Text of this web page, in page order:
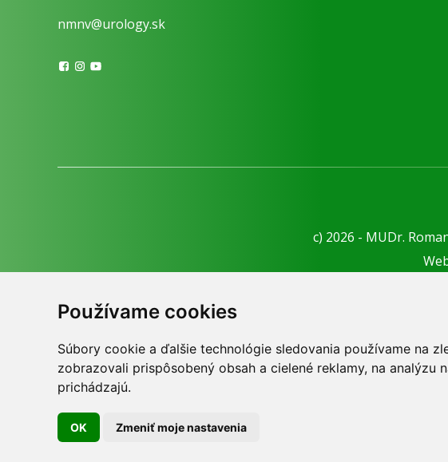
Používame cookies
Súbory cookie a ďalšie technológie sledovania používame na
zobrazovali prispôsobený obsah a cielené reklamy, na
prichádzajú.
OK Zmeniť moje nastavenia
nmnv@urology.sk
c) 2026 - MUDr.
Skopírovaním textu alebo časti textu z akejkoľvek stránky tohto